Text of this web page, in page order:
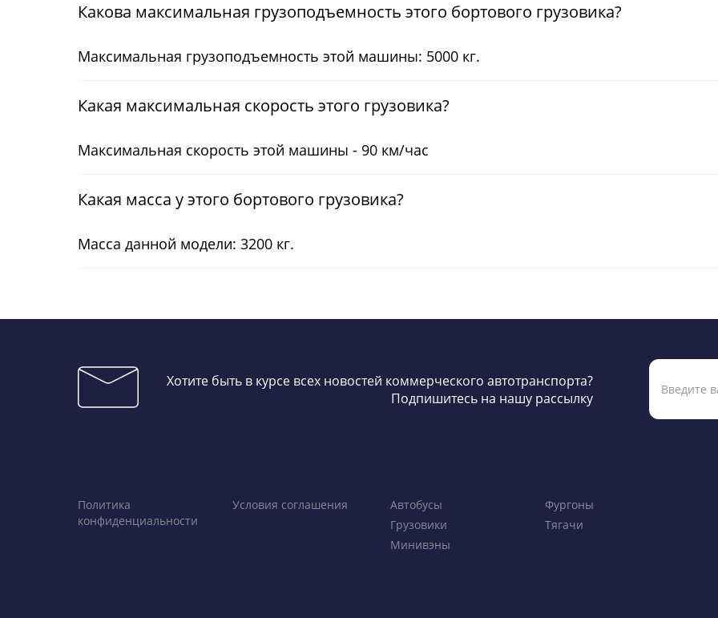
Какова максимальная грузоподъемность этого бортового грузовика?
Максимальная грузоподъемность этой машины: 5000 кг.
Какая максимальная скорость этого грузовика?
Максимальная скорость этой машины - 90 км/час
Какая масса у этого бортового грузовика?
Масса данной модели: 3200 кг.
Хотите быть в курсе всех новостей коммерческого автотранспорта?
Подпишитесь на нашу рассылку
Политика
конфиденциальности
Условия соглашения
Автобусы
Грузовики
Минивэны
Фургоны
Тягачи